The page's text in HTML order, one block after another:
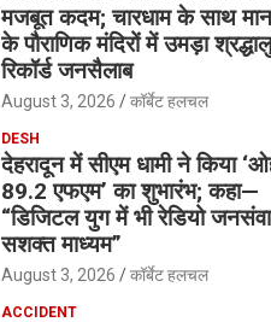
मजबूत कदम; चारधाम के साथ
के पौराणिक मंदिरों में उमड़ा
रिकॉर्ड जनसैलाब
August 3, 2026 कॉर्बेट हलचल
DESH
देहरादून में सीएम धामी ने किया
89.2 एफएम’ का शुभारंभ; कहा—
“डिजिटल युग में भी रेडियो
सशक्त माध्यम”
August 3, 2026 कॉर्बेट हलचल
ACCIDENT